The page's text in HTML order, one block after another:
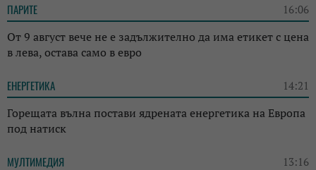
ПАРИТЕ 16:06
От 9 август вече не е задължително да има етикет с цена
в лева, остава само в евро
ЕНЕРГЕТИКА 14:21
Горещата вълна постави ядрената енергетика на Европа
под натиск
МУЛТИМЕДИЯ 13:16